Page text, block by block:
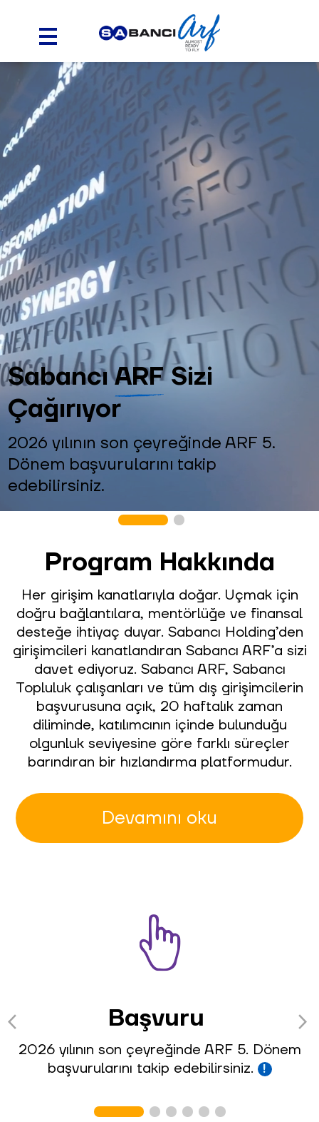
SabancıARFSizi
Çağırıyor
2026 yılının son çeyreğinde ARF 5.
Dönem başvurularını takip
edebilirsiniz.
Program Hakkında
Her girişim kanatlarıyla doğar. Uçmak için
doğru bağlantılara, mentörlüğe ve finansal
desteğe ihtiyaç duyar. Sabancı Holding’den
girişimcileri kanatlandıran Sabancı ARF’a sizi
davet ediyoruz. Sabancı ARF, Sabancı
Topluluk çalışanları ve tüm dış girişimcilerin
başvurusuna açık, 20 haftalık zaman
diliminde, katılımcının içinde bulunduğu
olgunluk seviyesine göre farklı süreçler
barındıran bir hızlandırma platformudur.
Devamını oku
Başvuru
2026 yılının son çeyreğinde ARF 5. Dönem
başvurularını takip edebilirsiniz.
!
arrow_back_ios arrow_forward_ios